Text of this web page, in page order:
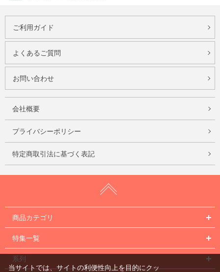
ご利用ガイド
よくあるご質問
お問い合わせ
会社概要
プライバシーポリシー
特定商取引法に基づく表記
商品カテゴリ
特集一覧
系列
当サイトでは、サイトの利便性向上を目的にクッ